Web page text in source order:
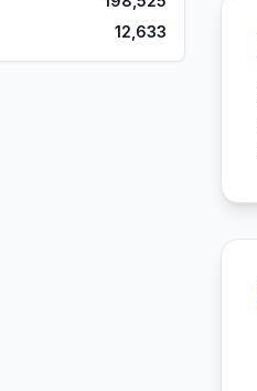
12,633